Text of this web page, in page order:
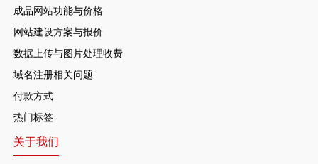
成品网站功能与价格
网站建设方案与报价
数据上传与图片处理收费
域名注册相关问题
付款方式
热门标签
关于我们